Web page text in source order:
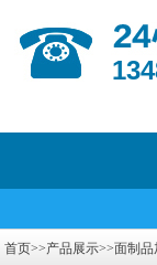
首页>>产品展示>>面制品